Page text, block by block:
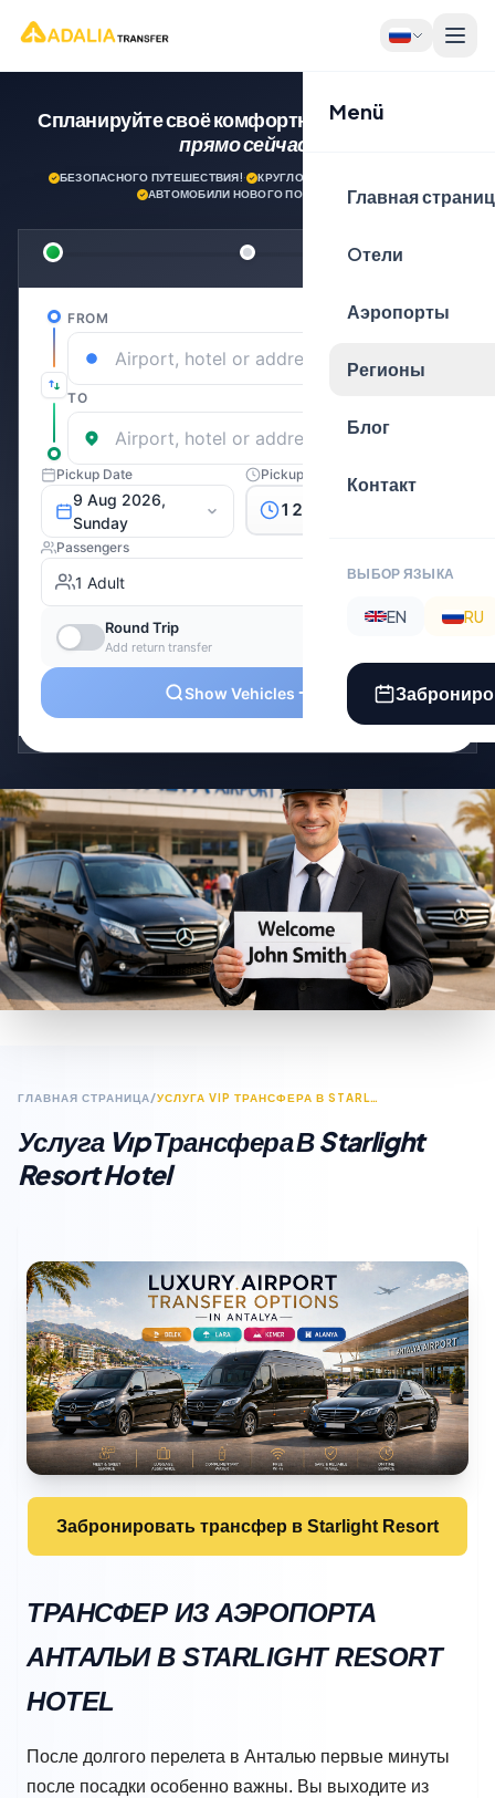
Menü
Главная
Oтели
Аэропорты
Регионы
Блог
Контакт
ВЫБОР ЯЗЫКА
EN RU
Спланируйте своё комфортное путешествие
прямо сейчас!
БЕЗОПАСНОГО ПУТЕШЕСТВИЯ!· КРУГЛОСУТОЧНАЯ ПОДДЕРЖКА
АВТОМОБИЛИ НОВОГО ПОКОЛЕНИЯ
ГЛАВНАЯ СТРАНИЦА/ УСЛУГА VIP ТРАНСФЕРА В STARLIGHT RESORT HOTEL
Услуга Vıp Трансфера В Starlight
Resort Hotel
Забронировать трансфер в Starlight Resort
ТРАНСФЕР ИЗ АЭРОПОРТА
АНТАЛЬИ В STARLIGHT RESORT
HOTEL
После долгого перелета в Анталью первые минуты
после посадки особенно важны. Вы выходите из